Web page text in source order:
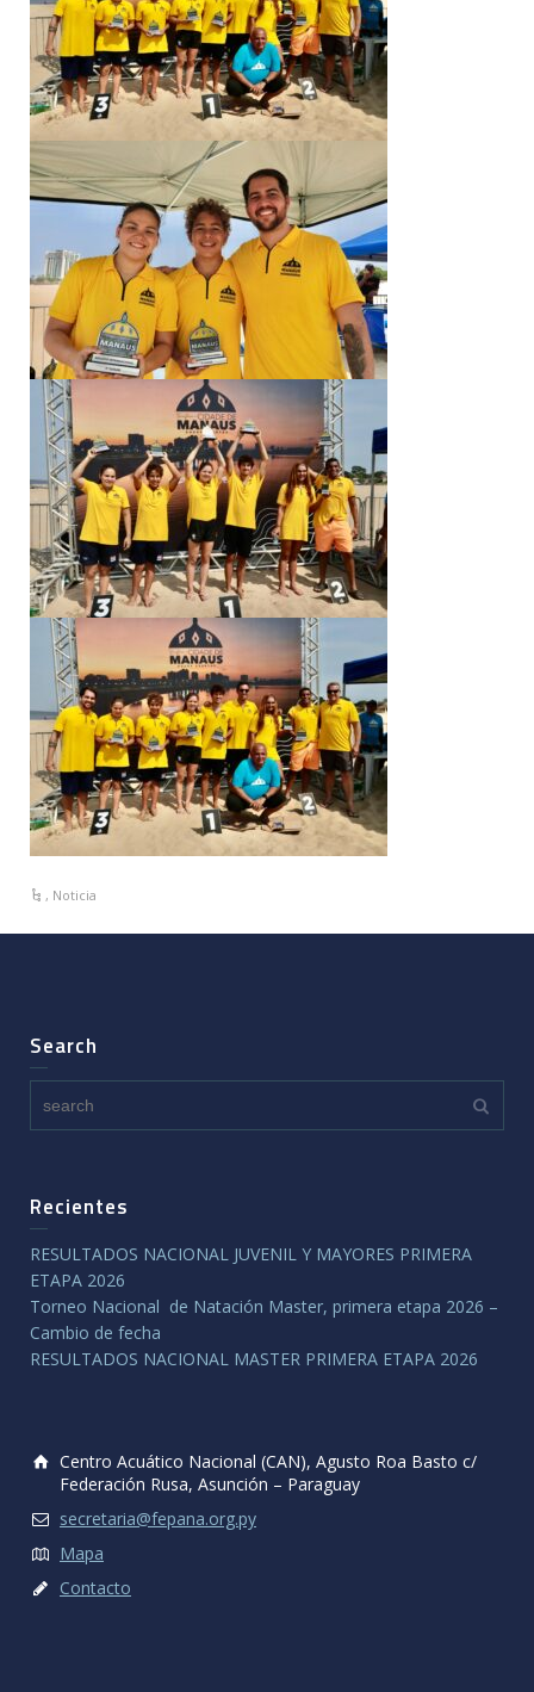
, Noticia
Search
Recientes
RESULTADOS NACIONAL JUVENIL Y MAYORES PRIMERA
ETAPA 2026
Torneo Nacional de Natación Master, primera etapa 2026 –
Cambio de fecha
RESULTADOS NACIONAL MASTER PRIMERA ETAPA 2026
Centro Acuático Nacional (CAN), Agusto Roa Basto c/
Federación Rusa, Asunción – Paraguay
secretaria@fepana.org.py
Mapa
Contacto